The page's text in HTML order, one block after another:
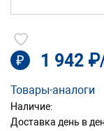
₽ 1 942
Товары-аналоги
Наличие:
Доставка день в